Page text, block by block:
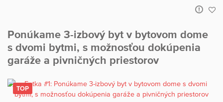
Ponúkame 3-izbový byt v bytovom dome
s dvomi bytmi, s možnosťou dokúpenia
garáže a pivničných priestorov